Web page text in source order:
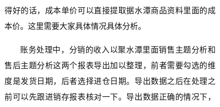
得好的话，成本单价可以直接提取据水潭商品资料里面的成
本价。这里需要大家具体情况具体分析。
账务处理中，分销的收入以聚水潭里面销售主题分析和
售后主题分析这两个报表导出加以整理，前者需要勾选的维
度是发货日期，后者选择进仓日期。导出数据之后在处理之
前可以先跟进销存报表核对一下。导出数据正确的情况下，